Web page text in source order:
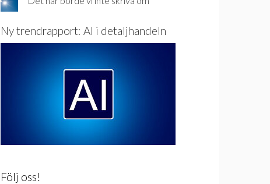
Ny trendrapport: AI i detaljhandeln
Följ oss!